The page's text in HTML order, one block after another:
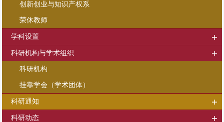
创新创业与知识产权系
荣休教师
学科设置
科研机构与学术组织
科研机构
挂靠学会（学术团体）
科研通知
科研动态